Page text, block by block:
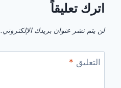
اترك تعليقاً
لن يتم نشر عنوان بريدك الإلكتروني.
التعليق *